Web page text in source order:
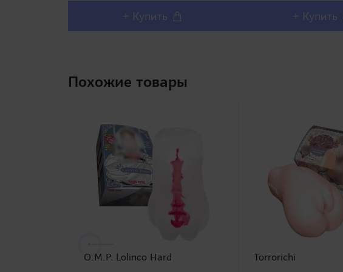
+ Купить + Купить
Похожие товары
O.M.P. Lolinco Hard Torrorichi